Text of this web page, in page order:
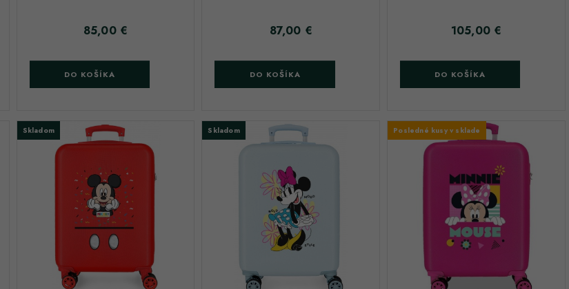
Cena
85,00 €
DO KOŠÍKA
Cena
87,00 €
DO KOŠÍKA
Cena
105,00 €
DO KOŠÍKA
Skladom Skladom Posledné kusy v sklade